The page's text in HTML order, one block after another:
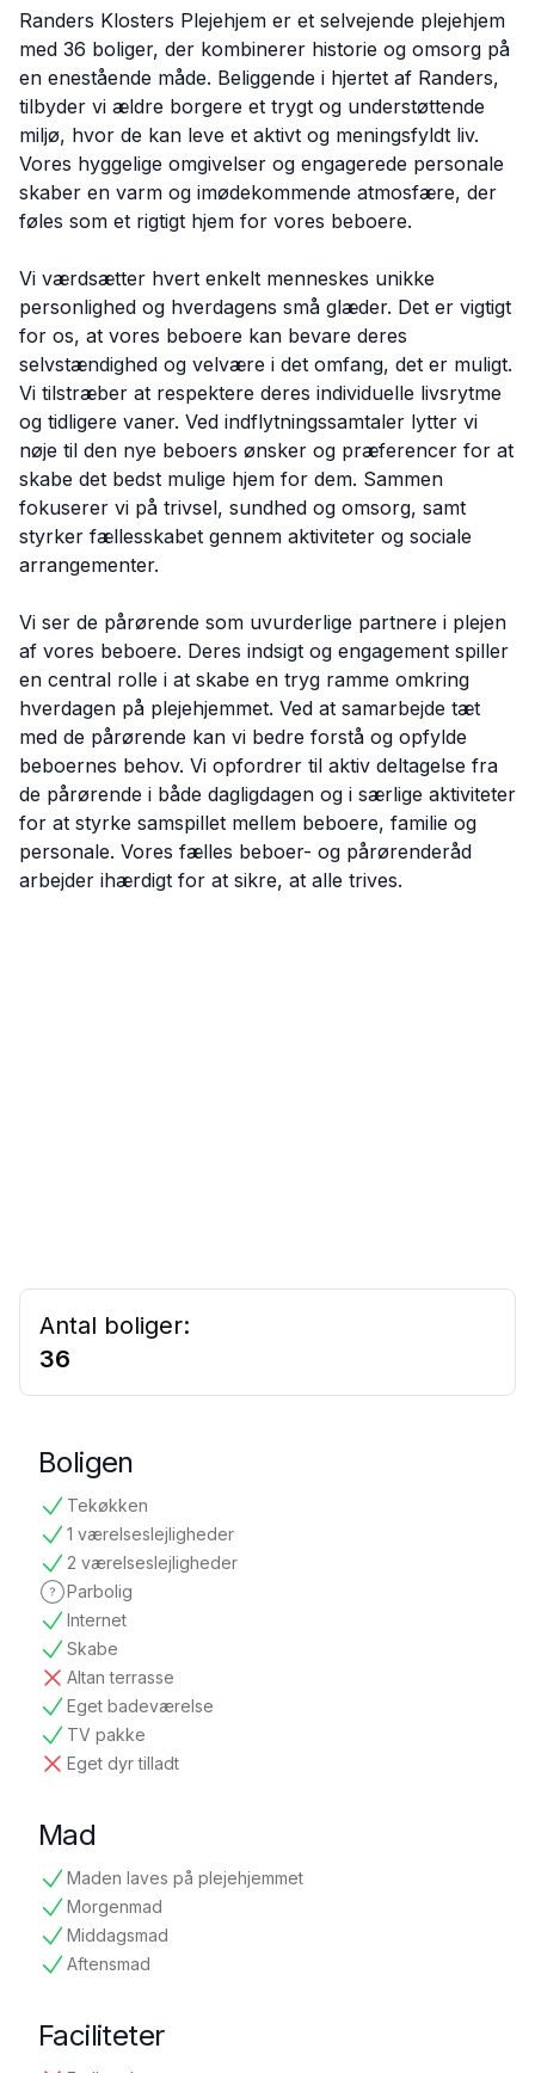
Randers Klosters Plejehjem er et selvejende plejehjem
med 36 boliger, der kombinerer historie og omsorg på
en enestående måde. Beliggende i hjertet af Randers,
tilbyder vi ældre borgere et trygt og understøttende
miljø, hvor de kan leve et aktivt og meningsfyldt liv.
Vores hyggelige omgivelser og engagerede personale
skaber en varm og imødekommende atmosfære, der
føles som et rigtigt hjem for vores beboere.
Vi værdsætter hvert enkelt menneskes unikke
personlighed og hverdagens små glæder. Det er vigtigt
for os, at vores beboere kan bevare deres
selvstændighed og velvære i det omfang, det er muligt.
Vi tilstræber at respektere deres individuelle livsrytme
og tidligere vaner. Ved indflytningssamtaler lytter vi
nøje til den nye beboers ønsker og præferencer for at
skabe det bedst mulige hjem for dem. Sammen
fokuserer vi på trivsel, sundhed og omsorg, samt
styrker fællesskabet gennem aktiviteter og sociale
arrangementer.
Vi ser de pårørende som uvurderlige partnere i plejen
af vores beboere. Deres indsigt og engagement spiller
en central rolle i at skabe en tryg ramme omkring
hverdagen på plejehjemmet. Ved at samarbejde tæt
med de pårørende kan vi bedre forstå og opfylde
beboernes behov. Vi opfordrer til aktiv deltagelse fra
de pårørende i både dagligdagen og i særlige aktiviteter
for at styrke samspillet mellem beboere, familie og
personale. Vores fælles beboer- og pårørenderåd
arbejder ihærdigt for at sikre, at alle trives.
Antal boliger:
36
Boligen
Tekøkken
tilgængelig
1 værelseslejligheder
tilgængelig
2 værelseslejligheder
tilgængelig
Parbolig
ikke oplyst
Internet
tilgængelig
Skabe
tilgængelig
Altan terrasse
ikke tilgængelig
Eget badeværelse
tilgængelig
TV pakke
tilgængelig
Eget dyr tilladt
ikke tilgængelig
Mad
Maden laves på plejehjemmet
tilgængelig
Morgenmad
tilgængelig
Middagsmad
tilgængelig
Aftensmad
tilgængelig
Faciliteter